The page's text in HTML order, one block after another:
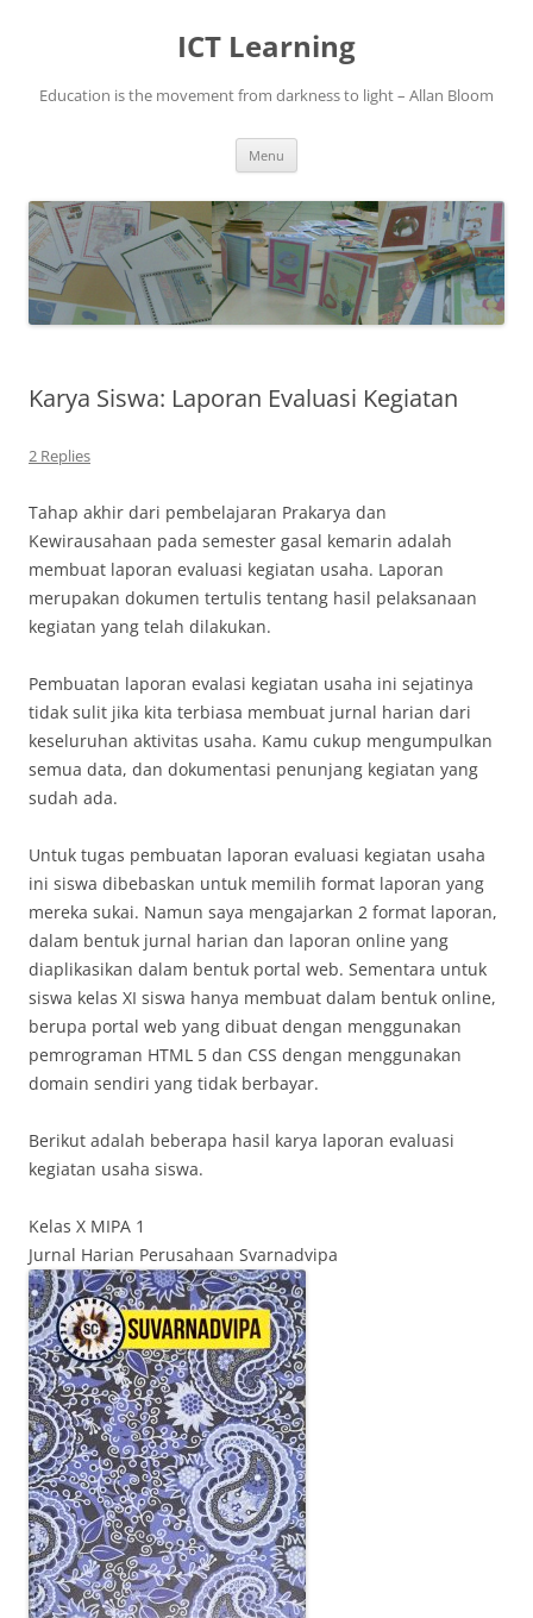
ICT Learning
Education is the movement from darkness to light – Allan Bloom
Menu
Karya Siswa: Laporan Evaluasi Kegiatan
2 Replies
Tahap akhir dari pembelajaran Prakarya dan
Kewirausahaan pada semester gasal kemarin adalah
membuat laporan evaluasi kegiatan usaha. Laporan
merupakan dokumen tertulis tentang hasil pelaksanaan
kegiatan yang telah dilakukan.
Pembuatan laporan evalasi kegiatan usaha ini sejatinya
tidak sulit jika kita terbiasa membuat jurnal harian dari
keseluruhan aktivitas usaha. Kamu cukup mengumpulkan
semua data, dan dokumentasi penunjang kegiatan yang
sudah ada.
Untuk tugas pembuatan laporan evaluasi kegiatan usaha
ini siswa dibebaskan untuk memilih format laporan yang
mereka sukai. Namun saya mengajarkan 2 format laporan,
dalam bentuk jurnal harian dan laporan online yang
diaplikasikan dalam bentuk portal web. Sementara untuk
siswa kelas XI siswa hanya membuat dalam bentuk online,
berupa portal web yang dibuat dengan menggunakan
pemrograman HTML 5 dan CSS dengan menggunakan
domain sendiri yang tidak berbayar.
Berikut adalah beberapa hasil karya laporan evaluasi
kegiatan usaha siswa.
Kelas X MIPA 1
Jurnal Harian Perusahaan Svarnadvipa